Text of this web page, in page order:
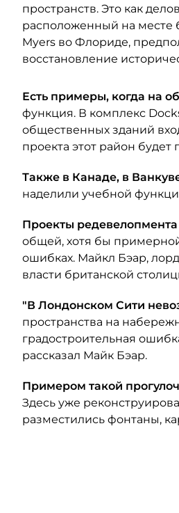
пространств. Это как
расположенный на месте
Myers во Флориде,
восстановление
Есть примеры, когда на
функция. В комплекс
общественных зданий
проекта этот район
Также в Канаде, в
наделили учебной
Проекты
общей, хотя бы
ошибках. Майкл Бэар,
власти британской
"В Лондонском Сити
пространства на
градостроительная
рассказал Майк Бэар.
Примером такой
Здесь уже
разместились фонтаны,